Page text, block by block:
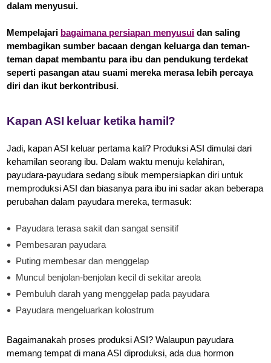
dalam menyusui.
Mempelajari bagaimana persiapan menyusui dan saling
membagikan sumber bacaan dengan keluarga dan teman-
teman dapat membantu para ibu dan pendukung terdekat
seperti pasangan atau suami mereka merasa lebih percaya
diri dan ikut berkontribusi.
Kapan ASI keluar ketika hamil?
Jadi, kapan ASI keluar pertama kali? Produksi ASI dimulai dari
kehamilan seorang ibu. Dalam waktu menuju kelahiran,
payudara-payudara sedang sibuk mempersiapkan diri untuk
memproduksi ASI dan biasanya para ibu ini sadar akan beberapa
perubahan dalam payudara mereka, termasuk:
Payudara terasa sakit dan sangat sensitif
Pembesaran payudara
Puting membesar dan menggelap
Muncul benjolan-benjolan kecil di sekitar areola
Pembuluh darah yang menggelap pada payudara
Payudara mengeluarkan kolostrum
Bagaimanakah proses produksi ASI? Walaupun payudara
memang tempat di mana ASI diproduksi, ada dua hormon